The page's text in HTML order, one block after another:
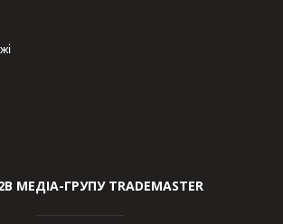
МЕДІА-ГРУПУ TRADEMASTER